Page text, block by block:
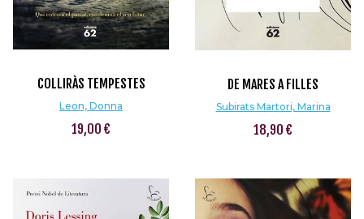
COLLIRÀS TEMPESTES
Leon, Donna
19,00 €
DE MARES A FILLES
Subirats Martori, Marina
18,90 €